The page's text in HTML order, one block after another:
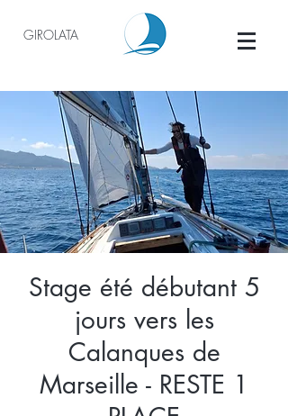
GIROLATA
Stage été débutant 5
jours vers les
Calanques de
Marseille - RESTE 1